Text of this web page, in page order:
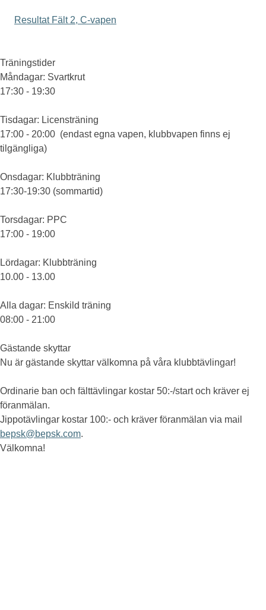
Resultat Fält 2, C-vapen
Träningstider
Måndagar: Svartkrut
17:30 - 19:30
Tisdagar: Licensträning
17:00 - 20:00 (endast egna vapen, klubbvapen finns ej
tilgängliga)
Onsdagar: Klubbträning
17:30-19:30 (sommartid)
Torsdagar: PPC
17:00 - 19:00
Lördagar: Klubbträning
10.00 - 13.00
Alla dagar: Enskild träning
08:00 - 21:00
Gästande skyttar
Nu är gästande skyttar välkomna på våra klubbtävlingar!
Ordinarie ban och fälttävlingar kostar 50:-/start och kräver ej
föranmälan.
Jippotävlingar kostar 100:- och kräver föranmälan via mail
bepsk@bepsk.com.
Välkomna!